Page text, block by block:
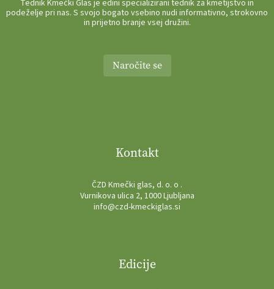
Tednik Kmečki Glas je edini specializirani tednik za kmetijstvo in
podeželje pri nas. S svojo bogato vsebino nudi informativno, strokovno
in prijetno branje vsej družini.
Naročite se
Kontakt
ČZD Kmečki glas, d. o. o .
Vurnikova ulica 2, 1000 Ljubljana
info@czd-kmeckiglas.si
Edicije